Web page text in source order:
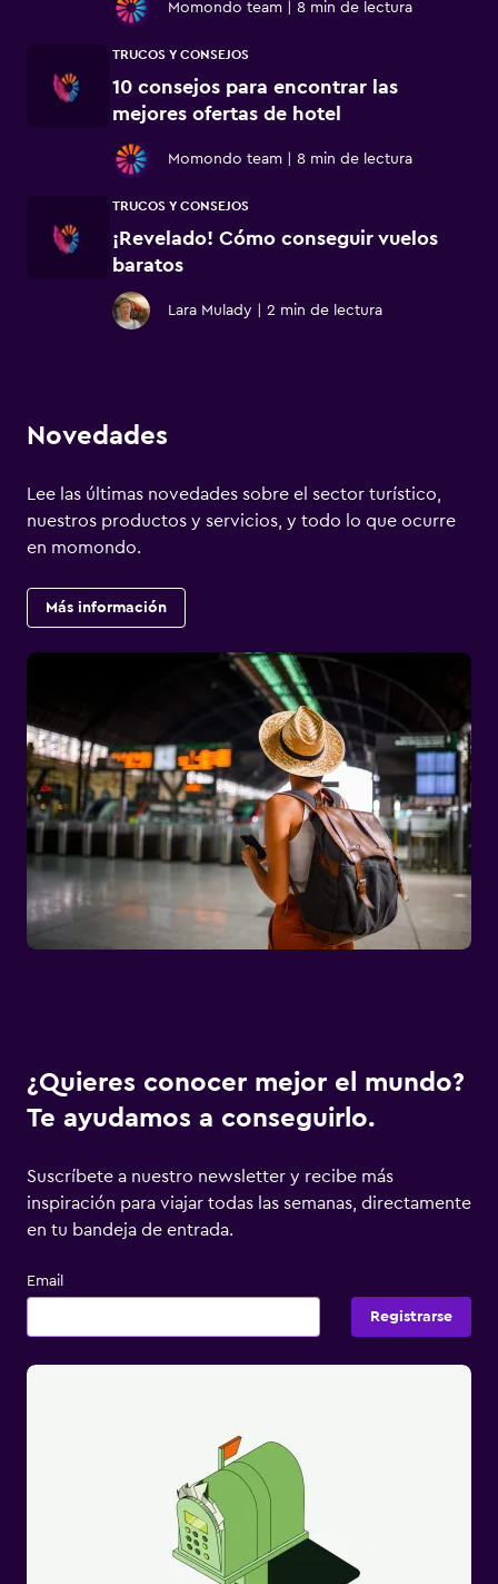
Momondo team 8 min de lectura
TRUCOS Y CONSEJOS
10 consejos para encontrar las
mejores ofertas de hotel
Momondo team 8 min de lectura
TRUCOS Y CONSEJOS
¡Revelado! Cómo conseguir vuelos
baratos
Lara Mulady 2 min de lectura
Novedades
Lee las últimas novedades sobre el sector turístico,
nuestros productos y servicios, y todo lo que ocurre
en momondo.
Más información
¿Quieres conocer mejor el mundo?
Te ayudamos a conseguirlo.
Suscríbete a nuestro newsletter y recibe más
inspiración para viajar todas las semanas, directamente
en tu bandeja de entrada.
Email
Registrarse